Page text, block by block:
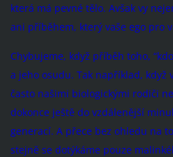
která má pevné tělo. Avšak vy
ani příběhem, který vaše ego pro
Chybujeme, když příběh toho,
a jeho osudu. Tak například, když
často našimi biologickými rodiči
dokonce ještě do vzdálenější
generací. A přece bez ohledu na
stejně se dotýkáme pouze